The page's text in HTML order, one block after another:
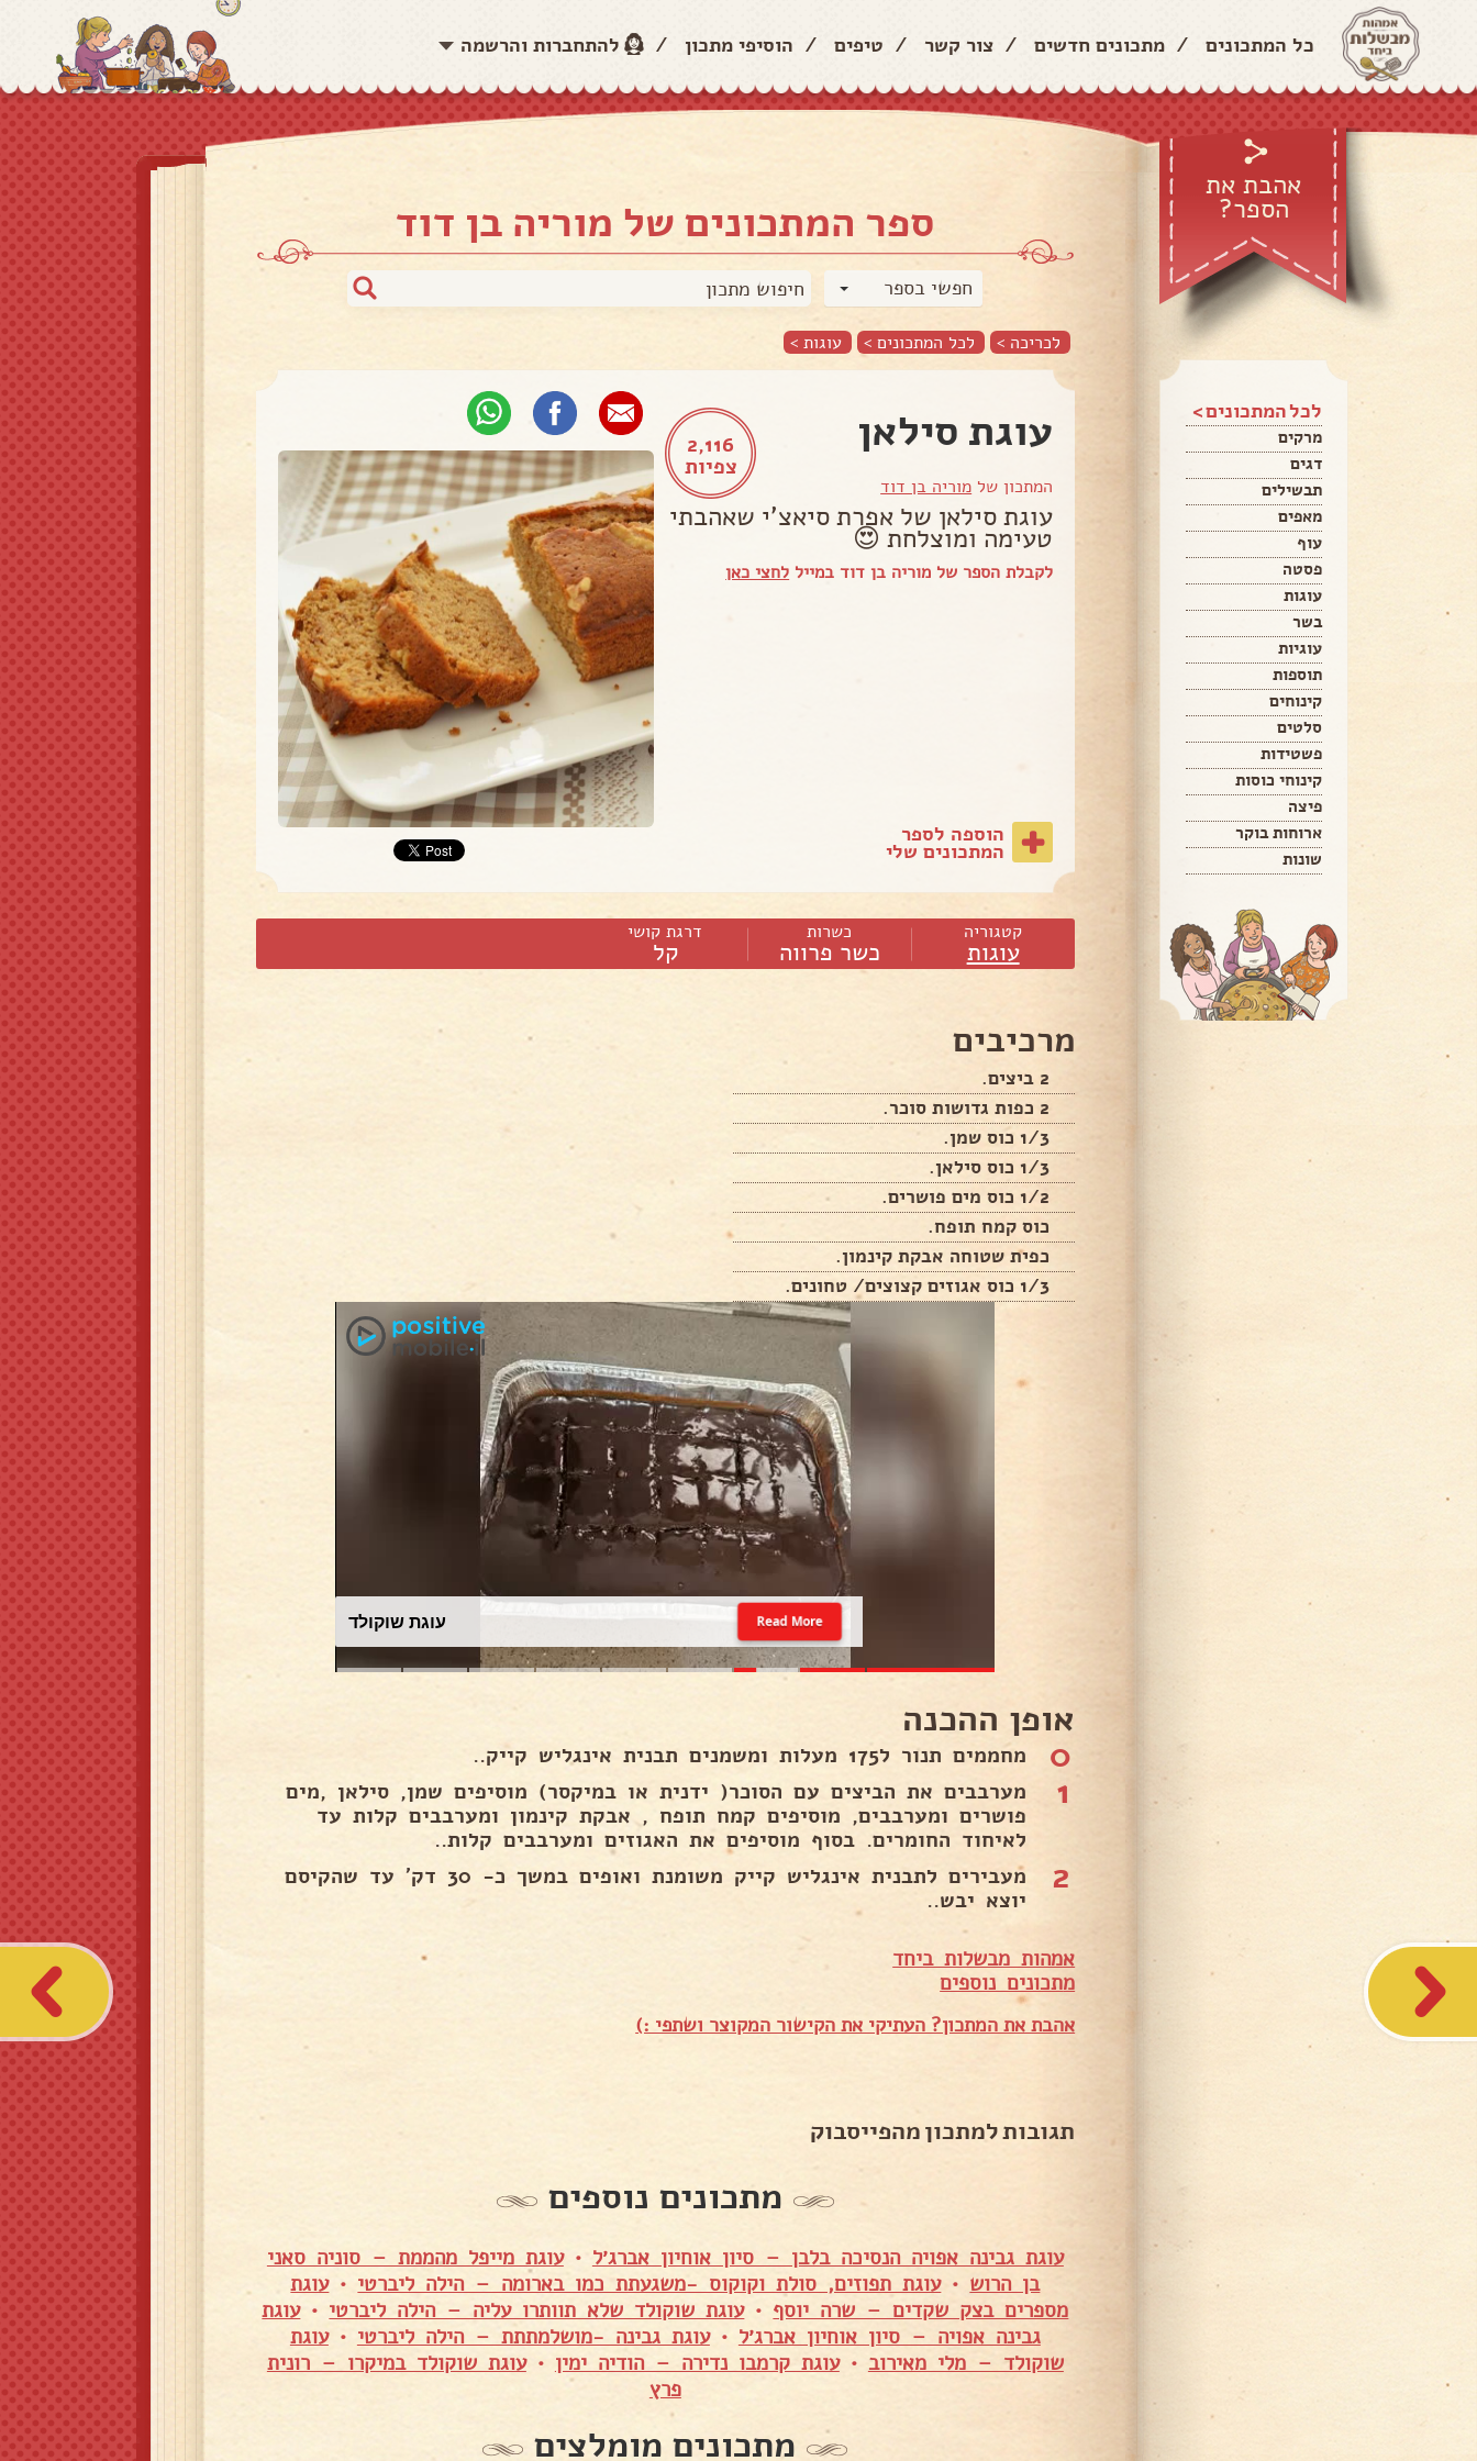
כל המתכונים / מתכונים חדשים / צור קשר / טיפים / הוסיפי מתכון / להתחברות והרשמה
אהבת את
הספר?
לכל המתכונים >
מרקים
דגים
תבשילים
מאפים
עוף
פסטה
עוגות
בשר
עוגיות
תוספות
קינוחים
סלטים
פשטידות
קינוחי כוסות
פיצה
ארוחות בוקר
שונות
ספר המתכונים של מוריה בן דוד
חפשי בספר
לכריכה > לכל המתכונים > עוגות >
2,116
צפיות
עוגת סילאן
המתכון של מוריה בן דוד
עוגת סילאן של אפרת סיאצ'י שאהבתי
טעימה ומוצלחת 😍
לקבלת הספר של מוריה בן דוד במייל לחצי כאן
הוספה לספר
המתכונים שלי
קטגוריה
עוגות
כשרות
כשר פרווה
דרגת קושי
קל
מרכיבים
2 ביצים.
2 כפות גדושות סוכר.
1/3 כוס שמן.
1/3 כוס סילאן.
1/2 כוס מים פושרים.
כוס קמח תופח.
כפית שטוחה אבקת קינמון.
1/3 כוס אגוזים קצוצים/ טחונים.
עוגת שוקולד Read More
אופן ההכנה
0 מחממים תנור ל175 מעלות ומשמנים תבנית אינגליש קייק..
1
מערבבים את הביצים עם הסוכר( ידנית או במיקסר) מוסיפים שמן, סילאן ,מים
פושרים ומערבבים, מוסיפים קמח תופח , אבקת קינמון ומערבבים קלות עד
לאיחוד החומרים. בסוף מוסיפים את האגוזים ומערבבים קלות..
2
מעבירים לתבנית אינגליש קייק משומנת ואופים במשך כ- 30 דק' עד שהקיסם
יוצא יבש..
אמהות מבשלות ביחד
מתכונים נוספים
אהבת את המתכון? העתיקי את הקישור המקוצר ושתפי :)
תגובות למתכון מהפייסבוק
מתכונים נוספים
עוגת גבינה אפויה הנסיכה בלבן – סיון אוחיון אברג׳ל •עוגת מייפל מהממת – סוניה סאני
בן הרוש •עוגת תפוזים, סולת וקוקוס -משגעתת כמו בארומה – הילה ליברטי •עוגת
מספרים בצק שקדים – שרה יוסף •עוגת שוקולד שלא תוותרו עליה – הילה ליברטי •עוגת
גבינה אפויה – סיון אוחיון אברג׳ל •עוגת גבינה -מושלמתתת – הילה ליברטי •עוגת
שוקולד – מלי מאירוב •עוגת קרמבו נדירה – הודיה ימין •עוגת שוקולד במיקרו – רונית
פרץ
מתכונים מומלצים